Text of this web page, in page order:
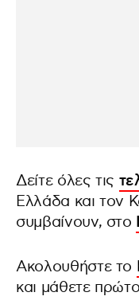
Δείτε όλες τις
Ελλάδα και τον
συμβαίνουν, στο
Ακολουθήστε το
και μάθετε